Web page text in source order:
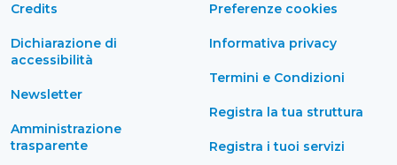
Credits
Dichiarazione di
accessibilità
Newsletter
Amministrazione
trasparente
Preferenze cookies
Informativa privacy
Termini e Condizioni
Registra la tua struttura
Registra i tuoi servizi